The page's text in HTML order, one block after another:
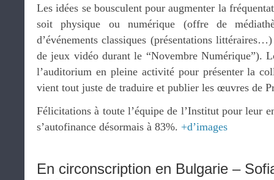
Les idées se bousculent pour augmenter la
soit physique ou numérique (offre de
d’événements classiques (présentations
de jeux vidéo durant le “Novembre Numérique”).
l’auditorium en pleine activité pour présenter la
vient tout juste de traduire et publier les œuvres de
Félicitations à toute l’équipe de l’Institut pour leur
s’autofinance désormais à 83%. +d’images
En circonscription en Bulgarie –